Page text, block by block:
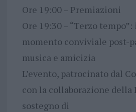
Ore 19:00 – Premiazioni
Ore 19:30 – “Terzo
momento conviviale post-
musica e amicizia
L’evento, patrocinato dal
con la collaborazione della
sostegno di